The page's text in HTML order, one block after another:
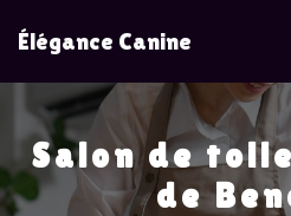
Élégance Canine
Salon de
de